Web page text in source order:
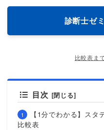
診断士ゼ
比較表ま
目次
【1分でわかる】ス
比較表